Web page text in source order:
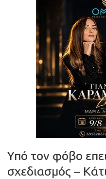
Υπό τον φόβο
σχεδιασμός –